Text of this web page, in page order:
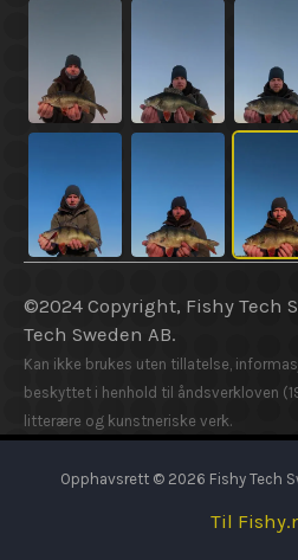
©2024 Copyright, Fishy Tech
Tech Sweden AB.
Kan ikke brukes uten tillatelse,
beskyttet i henhold til åndsverkloven
litterære og kunstneriske verk.
Opphavsrett © 2026 Fishy Tech
Til